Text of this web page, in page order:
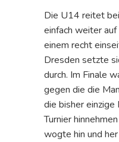
Die U14 reitet
einfach weiter
einem recht
Dresden setzte
durch. Im Finale
gegen die die
die bisher
Turnier
wogte hin und